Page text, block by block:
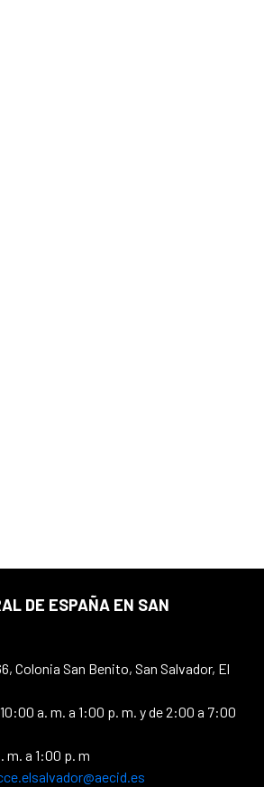
DE ESPAÑA EN SAN
Colonia San Benito, San Salvador, El
a. m. a 1:00 p. m. y de 2:00 a 7:00
m. a 1:00 p. m